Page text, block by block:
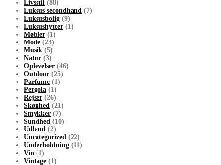
Livsstil (88)
Luksus secondhand (7)
Luksusbolig (9)
Luksushytter (1)
Møbler (1)
Mode (23)
Musik (5)
Natur (3)
Oplevelser (46)
Outdoor (25)
Parfume (1)
Pergola (1)
Rejser (26)
Skønhed (21)
Smykker (7)
Sundhed (10)
Udland (2)
Uncategorized (22)
Underholdning (11)
Vin (1)
Vintage (1)